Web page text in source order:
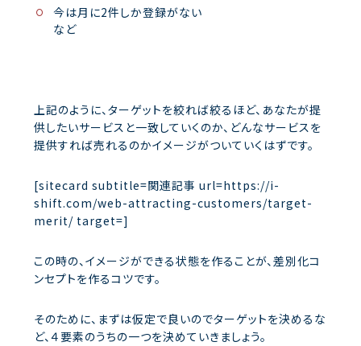
今は月に2件しか登録がない
など
上記のように、ターゲットを絞れば絞るほど、あなたが提
供したいサービスと一致していくのか、どんなサービスを
提供すれば売れるのかイメージがついていくはずです。
[sitecard subtitle=関連記事 url=https://i-
shift.com/web-attracting-customers/target-
merit/ target=]
この時の、イメージができる状態を作ることが、差別化コ
ンセプトを作るコツです。
そのために、まずは仮定で良いのでターゲットを決めるな
ど、４要素のうちの一つを決めていきましょう。